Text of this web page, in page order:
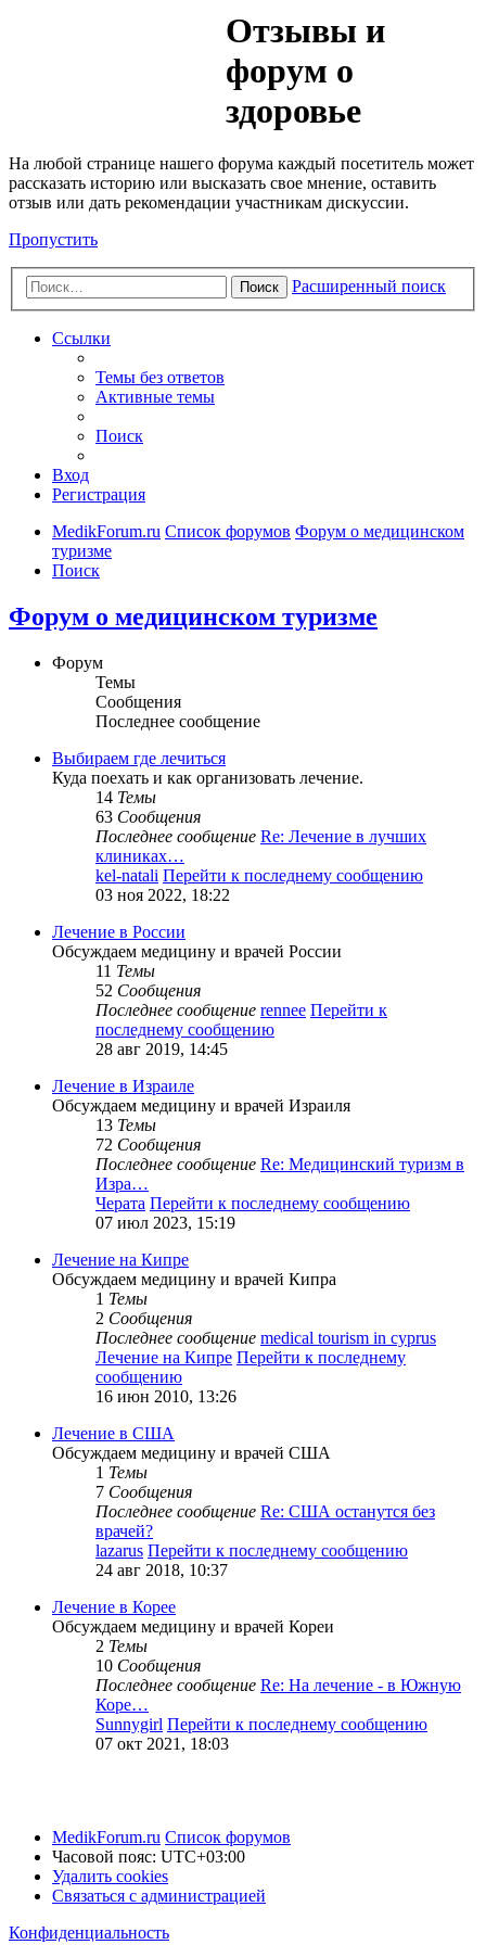
Отзывы и
форум о
здоровье
На любой странице нашего форума каждый посетитель может
рассказать историю или высказать свое мнение, оставить
отзыв или дать рекомендации участникам дискуссии.
Пропустить
Поиск Расширенный поиск
Ссылки
Темы без ответов
Активные темы
Поиск
Вход
Регистрация
MedikForum.ru Список форумов Форум о медицинском
туризме
Поиск
Форум о медицинском туризме
Форум
Темы
Сообщения
Последнее сообщение
Выбираем где лечиться
Куда поехать и как организовать лечение.
14 Темы
63 Сообщения
Последнее сообщение Re: Лечение в лучших
клиниках…
kel-natali Перейти к последнему сообщению
03 ноя 2022, 18:22
Лечение в России
Обсуждаем медицину и врачей России
11 Темы
52 Сообщения
Последнее сообщение rennee Перейти к
последнему сообщению
28 авг 2019, 14:45
Лечение в Израиле
Обсуждаем медицину и врачей Израиля
13 Темы
72 Сообщения
Последнее сообщение Re: Медицинский туризм в
Изра…
Черата Перейти к последнему сообщению
07 июл 2023, 15:19
Лечение на Кипре
Обсуждаем медицину и врачей Кипра
1 Темы
2 Сообщения
Последнее сообщение medical tourism in cyprus
Лечение на Кипре Перейти к последнему
сообщению
16 июн 2010, 13:26
Лечение в США
Обсуждаем медицину и врачей США
1 Темы
7 Сообщения
Последнее сообщение Re: США останутся без
врачей?
lazarus Перейти к последнему сообщению
24 авг 2018, 10:37
Лечение в Корее
Обсуждаем медицину и врачей Кореи
2 Темы
10 Сообщения
Последнее сообщение Re: На лечение - в Южную
Коре…
Sunnygirl Перейти к последнему сообщению
07 окт 2021, 18:03
MedikForum.ru Список форумов
Часовой пояс: UTC+03:00
Удалить cookies
Связаться с администрацией
Конфиденциальность